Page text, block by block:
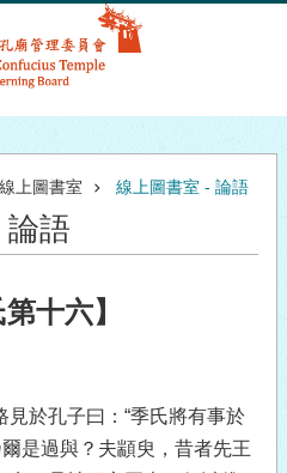
線上圖書室 線上圖書室 - 論語
論語
十六】
於孔子曰：“季氏將有事於
是過與？夫顓臾，昔者先王